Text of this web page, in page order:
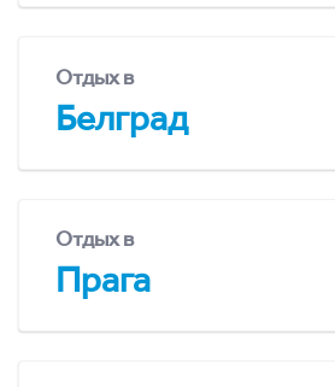
Отдых в
Белград
Отдых в
Прага